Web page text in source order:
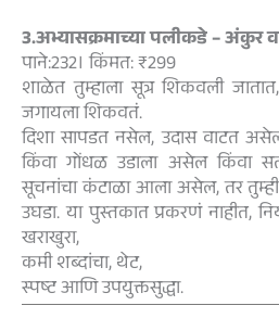
3.अभ्यासक्रमाच्या पलीकडे – अंकुर
पाने:232। किंमत: ₹299
शाळेत तुम्हाला सूत्र शिकवली
जगायला शिकवतं.
दिशा सापडत नसेल, उदास वाटत
किंवा गोंधळ उडाला असेल किंवा
सूचनांचा कंटाळा आला असेल, तर
उघडा. या पुस्तकात प्रकरणं नाहीत,
खराखुरा,
कमी शब्दांचा, थेट,
स्पष्ट आणि उपयुक्तसुद्धा.